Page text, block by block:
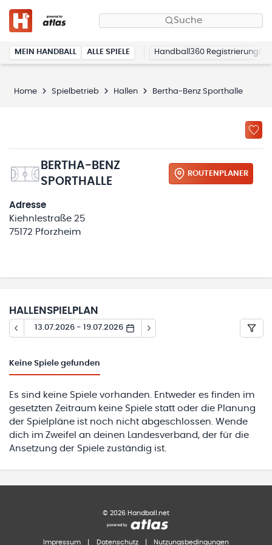
Suche
MEIN HANDBALL ALLE SPIELE Handball360 Registrierung
Home Spielbetrieb Hallen Bertha-Benz Sporthalle
BERTHA-BENZ
SPORTHALLE
ROUTENPLANER
Adresse
Kiehnlestraße 25
75172 Pforzheim
HALLENSPIELPLAN
13.07.2026 - 19.07.2026
Keine Spiele gefunden
Es sind keine Spiele vorhanden. Entweder es finden im
gesetzten Zeitraum keine Spiele statt oder die Planung
der Spielpläne ist noch nicht abgeschlossen. Wende
dich im Zweifel an deinen Landesverband, der für die
Ansetzung der Spiele zuständig ist.
© 2026 Handball.net
Impressum Datenschutz Nutzungsbedingungen